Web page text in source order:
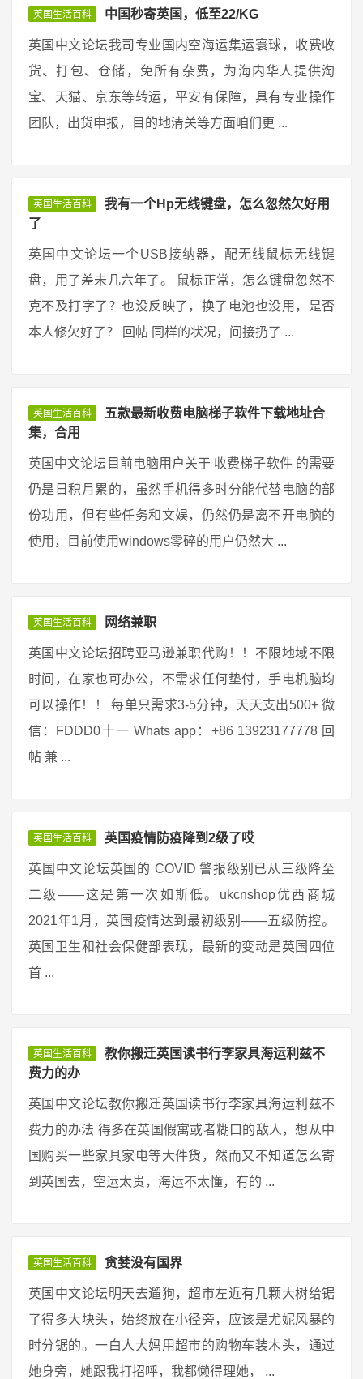
英国生活百科 中国秒寄英国，低至22/KG
英国中文论坛我司专业国内空海运集运寰球，收费收
货、打包、仓储，免所有杂费，为海内华人提供淘
宝、天猫、京东等转运，平安有保障，具有专业操作
团队，出货申报，目的地清关等方面咱们更 ...
英国生活百科
我有一个Hp无线键盘，怎么忽然欠好用
了
英国中文论坛一个USB接纳器，配无线鼠标无线键
盘，用了差未几六年了。 鼠标正常，怎么键盘忽然不
克不及打字了？也没反映了，换了电池也没用，是否
本人修欠好了？ 回帖 同样的状况，间接扔了 ...
英国生活百科
五款最新收费电脑梯子软件下载地址合
集，合用
英国中文论坛目前电脑用户关于 收费梯子软件 的需要
仍是日积月累的，虽然手机得多时分能代替电脑的部
份功用，但有些任务和文娱，仍然仍是离不开电脑的
使用，目前使用windows零碎的用户仍然大 ...
英国生活百科 网络兼职
英国中文论坛招聘亚马逊兼职代购！！不限地域不限
时间，在家也可办公，不需求任何垫付，手电机脑均
可以操作！！ 每单只需求3-5分钟，天天支出500+ 微
信：FDDD0十一 Whats app：+86 13923177778 回
帖 兼 ...
英国生活百科 英国疫情防疫降到2级了哎
英国中文论坛英国的 COVID 警报级别已从三级降至
二级——这是第一次如斯低。ukcnshop优西商城
2021年1月，英国疫情达到最初级别——五级防控。
英国卫生和社会保健部表现，最新的变动是英国四位
首 ...
英国生活百科
教你搬迁英国读书行李家具海运利兹不
费力的办
英国中文论坛教你搬迁英国读书行李家具海运利兹不
费力的办法 得多在英国假寓或者糊口的敌人，想从中
国购买一些家具家电等大件货，然而又不知道怎么寄
到英国去，空运太贵，海运不太懂，有的 ...
英国生活百科 贪婪没有国界
英国中文论坛明天去遛狗，超市左近有几颗大树给锯
了得多大块头，始终放在小径旁，应该是尤妮风暴的
时分锯的。一白人大妈用超市的购物车装木头，通过
她身旁，她跟我打招呼，我都懒得理她， ...